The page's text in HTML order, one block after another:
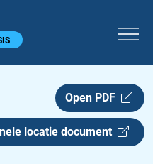
Open PDF
locatie document